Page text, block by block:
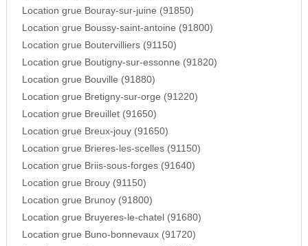
Location grue Bouray-sur-juine (91850)
Location grue Boussy-saint-antoine (91800)
Location grue Boutervilliers (91150)
Location grue Boutigny-sur-essonne (91820)
Location grue Bouville (91880)
Location grue Bretigny-sur-orge (91220)
Location grue Breuillet (91650)
Location grue Breux-jouy (91650)
Location grue Brieres-les-scelles (91150)
Location grue Briis-sous-forges (91640)
Location grue Brouy (91150)
Location grue Brunoy (91800)
Location grue Bruyeres-le-chatel (91680)
Location grue Buno-bonnevaux (91720)